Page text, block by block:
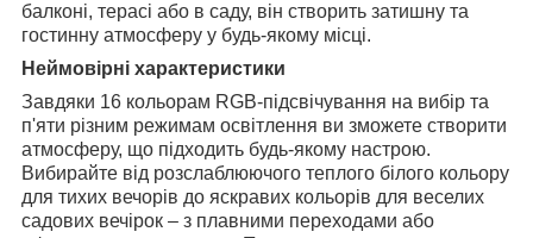
балконі, терасі або в саду, він створить затишну та
гостинну атмосферу у будь-якому місці.
Неймовірні характеристики
Завдяки 16 кольорам RGB-підсвічування на вибір та
п'яти різним режимам освітлення ви зможете створити
атмосферу, що підходить будь-якому настрою.
Вибирайте від розслаблюючого теплого білого кольору
для тихих вечорів до яскравих кольорів для веселих
садових вечірок – з плавними переходами або